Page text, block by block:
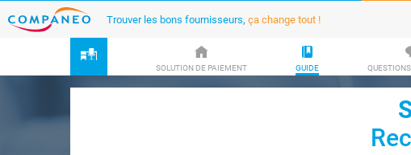
Trouver les bons fournisseurs, ça change tout !
SOLUTION DE PAIEMENT GUIDE